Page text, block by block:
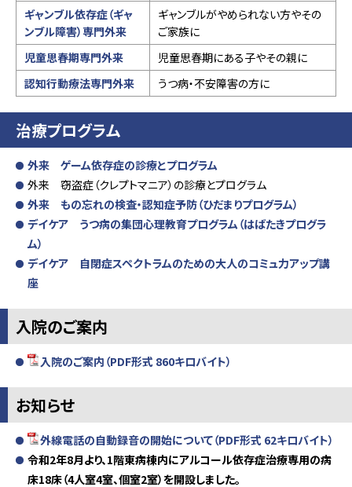
ギャンブル依存症（ギャ
ンブル障害）専門外来
ギャンブルがやめられない方やその
ご家族に
児童思春期専門外来
児童思春期にある子やその親に
認知行動療法専門外来
うつ病・不安障害の方に
治療プログラム
外来 ゲーム依存症の診療とプログラム
外来 窃盗症（クレプトマニア）の診療とプログラム
外来 もの忘れの検査・認知症予防（ひだまりプログラム）
デイケア うつ病の集団心理教育プログラム（はばたきプログラ
ム）
デイケア 自閉症スペクトラムのための大人のコミュ力アップ講
座
入院のご案内
入院のご案内（PDF形式 860キロバイト）
お知らせ
外線電話の自動録音の開始について（PDF形式 62キロバイト）
令和2年8月より、1階東病棟内にアルコール依存症治療専用の病
床18床（4人室4室、個室2室）を開設しました。